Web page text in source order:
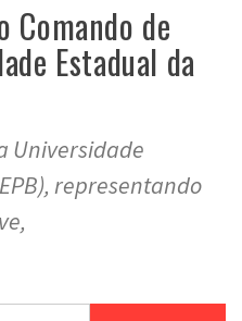
Comando de
Estadual da
Universidade
representando